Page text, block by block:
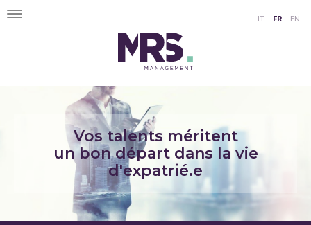
IT FR EN
Toggle
Vos talents méritent
un bon départ dans la vie
d'expatrié.e